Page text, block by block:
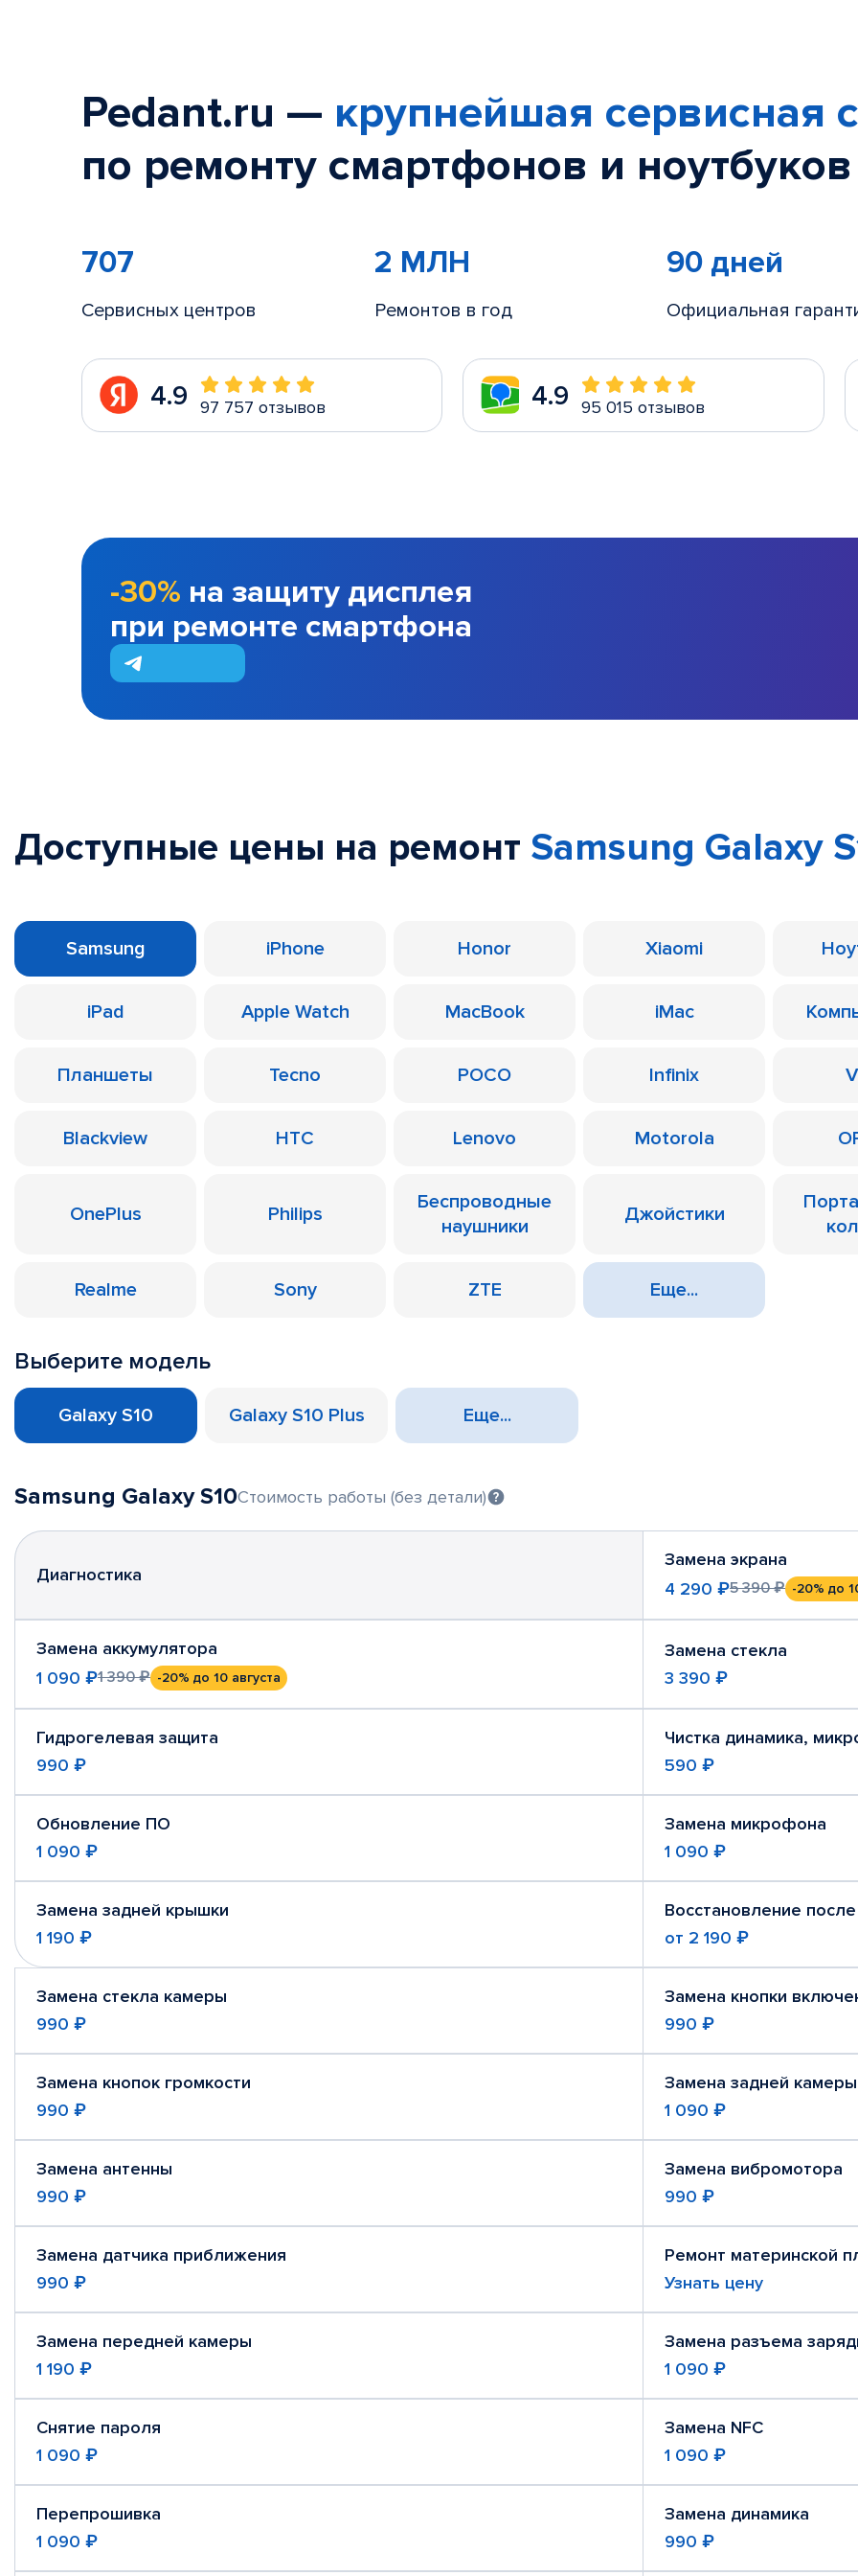
Pedant.ru — крупнейшая сервисная
по ремонту смартфонов и
707
Сервисных центров
2 МЛН
Ремонтов в год
90 дней
Официальная
4.9 97 757 отзывов 4.9 95 015 отзывов
-30% на защиту дисплея
при ремонте смартфона
Доступные цены на ремонт Samsung Galaxy
Samsung iPhone Honor Xiaomi
iPad Apple Watch MacBook iMac
Планшеты Tecno POCO Infinix
Blackview HTC Lenovo Motorola
OnePlus Philips
Беспроводные
наушники
Джойстики
Realme Sony ZTE Еще...
Выберите модель
Galaxy S10 Galaxy S10 Plus Еще...
Samsung Galaxy S10Стоимость работы (без детали)
Диагностика
Замена экрана
4 290 ₽5 390 ₽ -20% до
Замена аккумулятора
1 090 ₽1 390 ₽ -20% до 10 августа
Замена стекла
3 390 ₽
Гидрогелевая защита
990 ₽
Чистка динамика,
590 ₽
Обновление ПО
1 090 ₽
Замена микрофона
1 090 ₽
Замена задней крышки
1 190 ₽
Восстановление
от 2 190 ₽
Замена стекла камеры
990 ₽
Замена кнопки
990 ₽
Замена кнопок громкости
990 ₽
Замена задней камеры
1 090 ₽
Замена антенны
990 ₽
Замена вибромотора
990 ₽
Замена датчика приближения
990 ₽
Ремонт материнской
Узнать цену
Замена передней камеры
1 190 ₽
Замена разъема
1 090 ₽
Снятие пароля
1 090 ₽
Замена NFC
1 090 ₽
Перепрошивка
1 090 ₽
Замена динамика
990 ₽